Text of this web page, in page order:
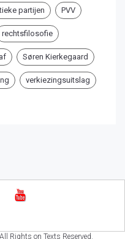
partijen PVV
rechtsfilosofie
Søren Kierkegaard
verkiezingsuitslag
Rights on Texts Reserved.